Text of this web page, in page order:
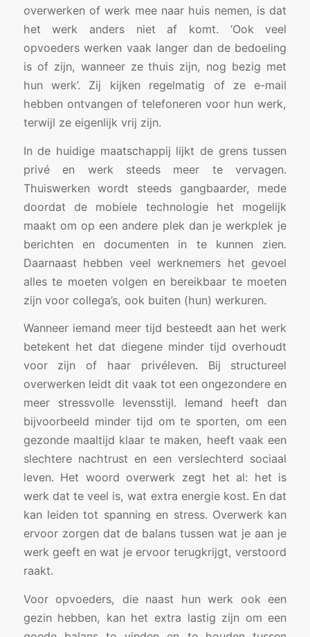
overwerken of werk mee naar huis nemen, is dat
het werk anders niet af komt. ‘Ook veel
opvoeders werken vaak langer dan de bedoeling
is of zijn, wanneer ze thuis zijn, nog bezig met
hun werk’. Zij kijken regelmatig of ze e-mail
hebben ontvangen of telefoneren voor hun werk,
terwijl ze eigenlijk vrij zijn.
In de huidige maatschappij lijkt de grens tussen
privé en werk steeds meer te vervagen.
Thuiswerken wordt steeds gangbaarder, mede
doordat de mobiele technologie het mogelijk
maakt om op een andere plek dan je werkplek je
berichten en documenten in te kunnen zien.
Daarnaast hebben veel werknemers het gevoel
alles te moeten volgen en bereikbaar te moeten
zijn voor collega’s, ook buiten (hun) werkuren.
Wanneer iemand meer tijd besteedt aan het werk
betekent het dat diegene minder tijd overhoudt
voor zijn of haar privéleven. Bij structureel
overwerken leidt dit vaak tot een ongezondere en
meer stressvolle levensstijl. Iemand heeft dan
bijvoorbeeld minder tijd om te sporten, om een
gezonde maaltijd klaar te maken, heeft vaak een
slechtere nachtrust en een verslechterd sociaal
leven. Het woord overwerk zegt het al: het is
werk dat te veel is, wat extra energie kost. En dat
kan leiden tot spanning en stress. Overwerk kan
ervoor zorgen dat de balans tussen wat je aan je
werk geeft en wat je ervoor terugkrijgt, verstoord
raakt.
Voor opvoeders, die naast hun werk ook een
gezin hebben, kan het extra lastig zijn om een